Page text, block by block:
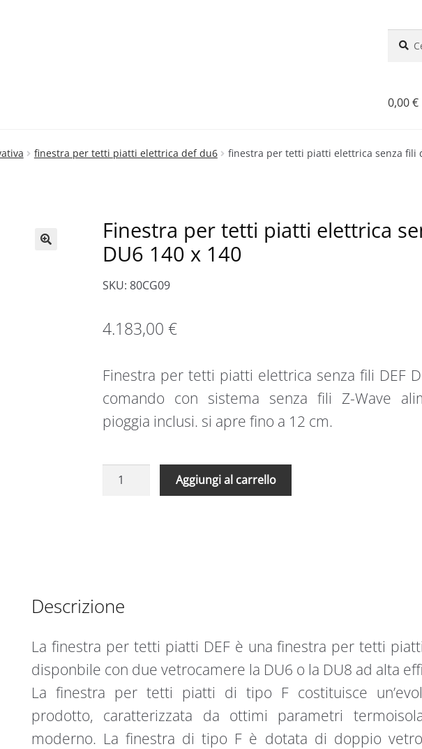
0,00€
finestra per tetti piatti elettrica def du6 finestra per tetti piatti elettrica senza fili
Finestra per tetti piatti elettrica
DU6 140 x 140
SKU: 80CG09
4.183,00€
Finestra per tetti piatti elettrica senza fili DEF
comando con sistema senza fili Z-Wave
pioggia inclusi. si apre fino a 12 cm.
Finestra
DU6
x
140
Aggiungi al carrello
e
Descrizione
La finestra per tetti piatti DEF è una finestra per tetti
disponbile con due vetrocamere la DU6 o la DU8 ad alta
La finestra per tetti piatti di tipo F costituisce
prodotto, caratterizzata da ottimi parametri
moderno. La finestra di tipo F è dotata di doppio